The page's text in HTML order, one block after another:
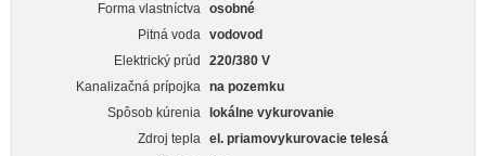
Forma vlastníctva osobné
Pitná voda vodovod
Elektrický prúd
220/380 V
Kanalizačná prípojka na pozemku
Spôsob kúrenia
lokálne vykurovanie
Zdroj tepla el. priamovykurovacie telesá